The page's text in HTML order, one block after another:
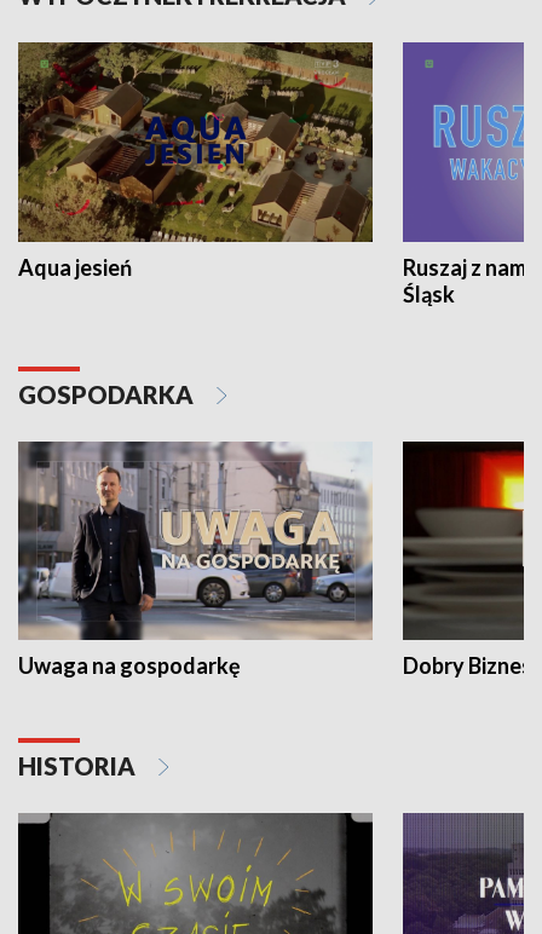
Aqua jesień
Ruszaj z
Śląsk
GOSPODARKA
Uwaga na gospodarkę Dobry Biznes
HISTORIA